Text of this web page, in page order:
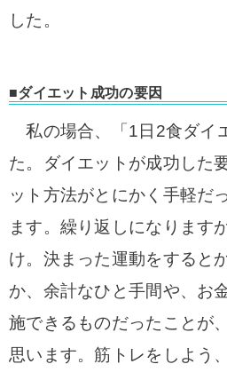
した。
■ダイエット成功の要因
私の場合、「1日2食ダイ
た。ダイエットが成功した
ット方法がとにかく手軽だ
ます。繰り返しになります
け。決まった運動をすると
か、余計なひと手間や、お
施できるものだったことが
思います。筋トレをしよう